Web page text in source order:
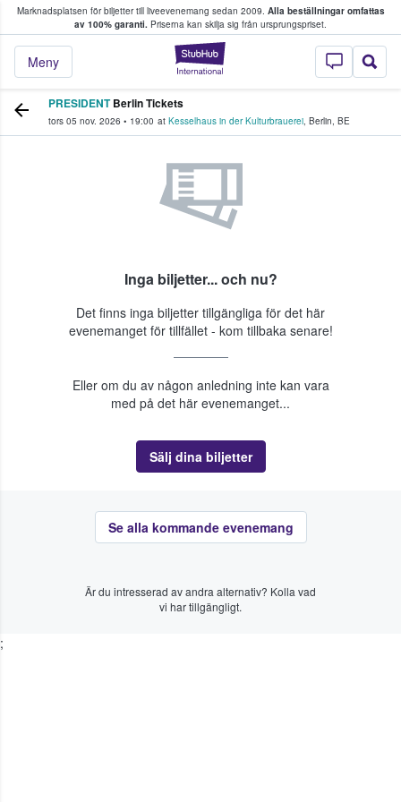
Marknadsplatsen för biljetter till liveevenemang sedan 2009. Alla beställningar omfattas
av 100% garanti. Priserna kan skilja sig från ursprungspriset.
StubHub – där
Meny
köper och säljer biljetter.
PRESIDENTBerlin Tickets
tors 05 nov. 2026 • 19:00 at Kesselhaus in der Kulturbrauerei, Berlin, BE
Inga biljetter... och nu?
Det finns inga biljetter tillgängliga för det här
evenemanget för tillfället - kom tillbaka senare!
Eller om du av någon anledning inte kan vara
med på det här evenemanget...
Sälj dina biljetter
Se alla kommande evenemang
Är du intresserad av andra alternativ? Kolla vad
vi har tillgängligt.
;